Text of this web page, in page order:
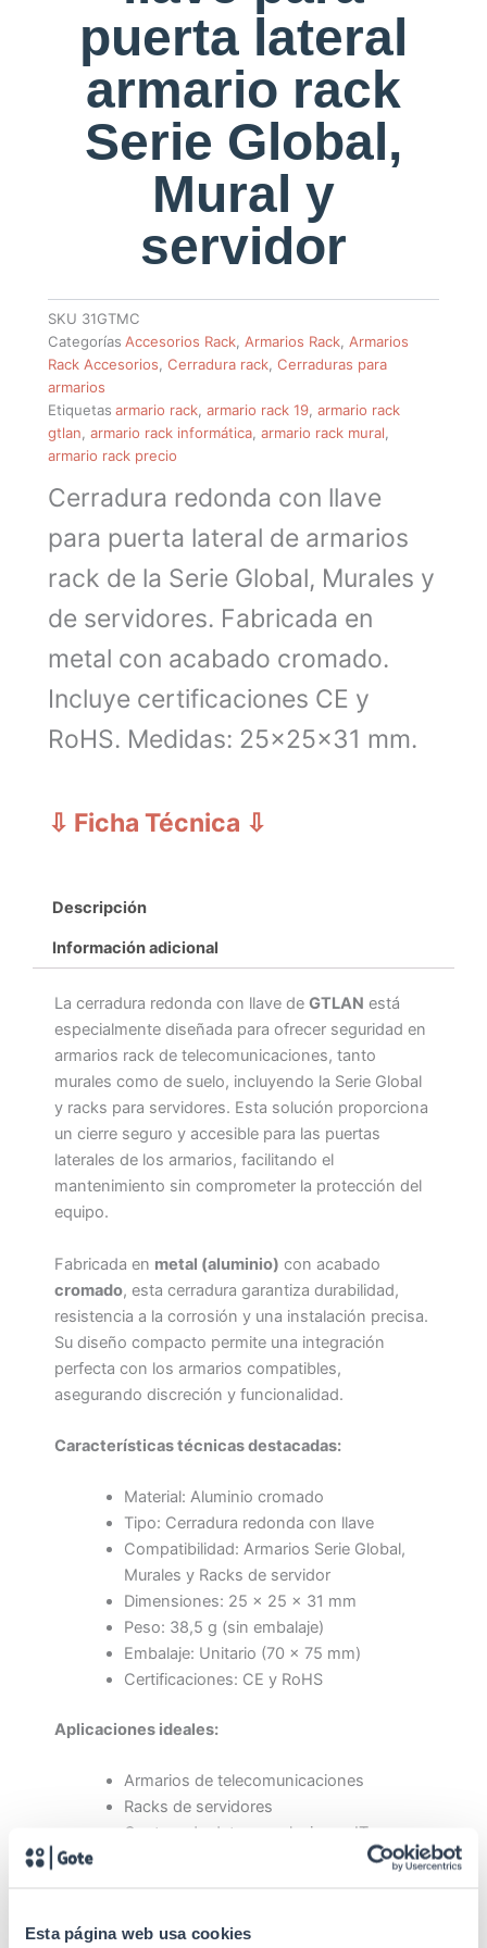
Esta página web usa cookies
puerta lateral
armario rack
Serie Global,
Mural y
servidor
SKU 31GTMC
Categorías Accesorios Rack Armarios Rack Armarios
Rack Accesorios ,Cerradura rack ,Cerraduras para
armarios
Etiquetas armario rack ,armario rack 19 ,armario rack
gtlan ,armario rack informática ,armario rack mural
armario rack precio
Cerradura redonda con llave
para puerta lateral de armarios
rack de la Serie Global, Murales y
de servidores. Fabricada en
metal con acabado cromado.
Incluye certificaciones CE y
RoHS. Medidas: 25x25x31 mm.
⇩ Ficha Técnica ⇩
Descripción
Información adicional
La cerradura redonda con llave de GTLAN está
especialmente diseñada para ofrecer seguridad en
armarios rack de telecomunicaciones, tanto
murales como de suelo, incluyendo la Serie Global
y racks para servidores. Esta solución proporciona
un cierre seguro y accesible para las puertas
laterales de los armarios, facilitando el
mantenimiento sin comprometer la protección del
equipo.
Fabricada en metal (aluminio) con acabado
cromado, esta cerradura garantiza durabilidad,
resistencia a la corrosión y una instalación precisa.
Su diseño compacto permite una integración
perfecta con los armarios compatibles,
asegurando discreción y funcionalidad.
Características técnicas destacadas:
Material: Aluminio cromado
Tipo: Cerradura redonda con llave
Compatibilidad: Armarios Serie Global,
Murales y Racks de servidor
Dimensiones: 25 x 25 x 31 mm
Peso: 38,5 g (sin embalaje)
Embalaje: Unitario (70 x 75 mm)
Certificaciones: CE y RoHS
Aplicaciones ideales:
Armarios de telecomunicaciones
Racks de servidores
Centros de datos y soluciones IT
cumpliendo con los estándares europeos de